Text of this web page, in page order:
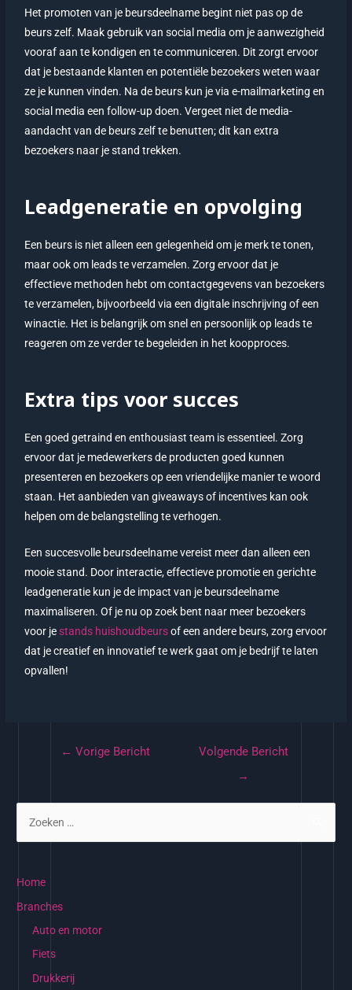
Het promoten van je beursdeelname begint niet pas op de
beurs zelf. Maak gebruik van social media om je aanwezigheid
vooraf aan te kondigen en te communiceren. Dit zorgt ervoor
dat je bestaande klanten en potentiële bezoekers weten waar
ze je kunnen vinden. Na de beurs kun je via e-mailmarketing en
social media een follow-up doen. Vergeet niet de media-
aandacht van de beurs zelf te benutten; dit kan extra
bezoekers naar je stand trekken.
Leadgeneratie en opvolging
Een beurs is niet alleen een gelegenheid om je merk te tonen,
maar ook om leads te verzamelen. Zorg ervoor dat je
effectieve methoden hebt om contactgegevens van bezoekers
te verzamelen, bijvoorbeeld via een digitale inschrijving of een
winactie. Het is belangrijk om snel en persoonlijk op leads te
reageren om ze verder te begeleiden in het koopproces.
Extra tips voor succes
Een goed getraind en enthousiast team is essentieel. Zorg
ervoor dat je medewerkers de producten goed kunnen
presenteren en bezoekers op een vriendelijke manier te woord
staan. Het aanbieden van giveaways of incentives kan ook
helpen om de belangstelling te verhogen.
Een succesvolle beursdeelname vereist meer dan alleen een
mooie stand. Door interactie, effectieve promotie en gerichte
leadgeneratie kun je de impact van je beursdeelname
maximaliseren. Of je nu op zoek bent naar meer bezoekers
voor je stands huishoudbeursof een andere beurs, zorg ervoor
dat je creatief en innovatief te werk gaat om je bedrijf te laten
opvallen!
← Vorige Bericht
Volgende Bericht
→
Home
Branches
Auto en motor
Fiets
Drukkerij